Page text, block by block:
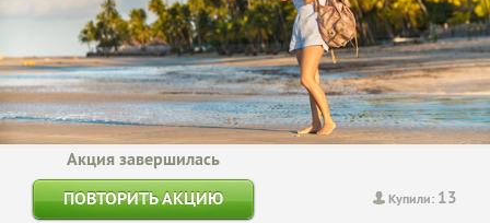
Купили: 13
Акция завершилась
ПОВТОРИТЬ АКЦИЮ